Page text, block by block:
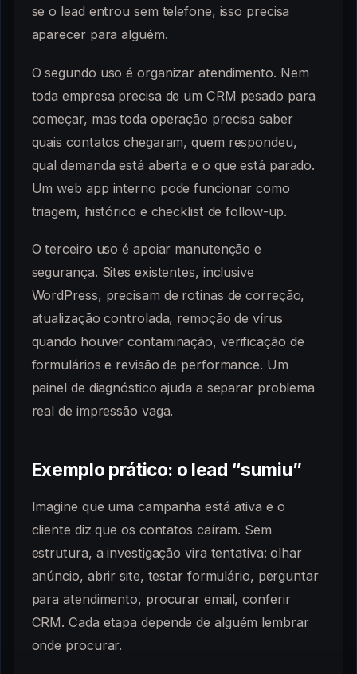
se o lead entrou sem telefone, isso precisa
aparecer para alguém.
O segundo uso é organizar atendimento. Nem
toda empresa precisa de um CRM pesado para
começar, mas toda operação precisa saber
quais contatos chegaram, quem respondeu,
qual demanda está aberta e o que está parado.
Um web app interno pode funcionar como
triagem, histórico e checklist de follow-up.
O terceiro uso é apoiar manutenção e
segurança. Sites existentes, inclusive
WordPress, precisam de rotinas de correção,
atualização controlada, remoção de vírus
quando houver contaminação, verificação de
formulários e revisão de performance. Um
painel de diagnóstico ajuda a separar problema
real de impressão vaga.
Exemplo prático: o lead “sumiu”
Imagine que uma campanha está ativa e o
cliente diz que os contatos caíram. Sem
estrutura, a investigação vira tentativa: olhar
anúncio, abrir site, testar formulário, perguntar
para atendimento, procurar email, conferir
CRM. Cada etapa depende de alguém lembrar
onde procurar.